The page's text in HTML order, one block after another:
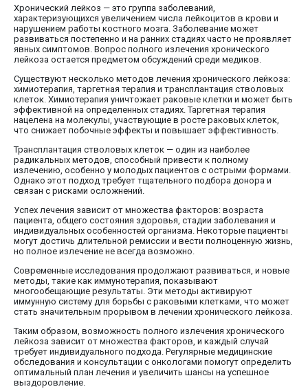
Хронический лейкоз — это группа заболеваний,
характеризующихся увеличением числа лейкоцитов в крови и
нарушением работы костного мозга. Заболевание может
развиваться постепенно и на ранних стадиях часто не проявляет
явных симптомов. Вопрос полного излечения хронического
лейкоза остается предметом обсуждений среди медиков.
Существуют несколько методов лечения хронического лейкоза:
химиотерапия, таргетная терапия и трансплантация стволовых
клеток. Химиотерапия уничтожает раковые клетки и может быть
эффективной на определенных стадиях. Таргетная терапия
нацелена на молекулы, участвующие в росте раковых клеток,
что снижает побочные эффекты и повышает эффективность.
Трансплантация стволовых клеток — один из наиболее
радикальных методов, способный привести к полному
излечению, особенно у молодых пациентов с острыми формами.
Однако этот подход требует тщательного подбора донора и
связан с рисками осложнений.
Успех лечения зависит от множества факторов: возраста
пациента, общего состояния здоровья, стадии заболевания и
индивидуальных особенностей организма. Некоторые пациенты
могут достичь длительной ремиссии и вести полноценную жизнь,
но полное излечение не всегда возможно.
Современные исследования продолжают развиваться, и новые
методы, такие как иммунотерапия, показывают
многообещающие результаты. Эти методы активируют
иммунную систему для борьбы с раковыми клетками, что может
стать значительным прорывом в лечении хронического лейкоза.
Таким образом, возможность полного излечения хронического
лейкоза зависит от множества факторов, и каждый случай
требует индивидуального подхода. Регулярные медицинские
обследования и консультации с онкологами помогут определить
оптимальный план лечения и увеличить шансы на успешное
выздоровление.